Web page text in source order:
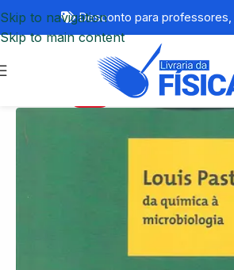
Skip to navigation
Skip to main content
Desconto para professores,